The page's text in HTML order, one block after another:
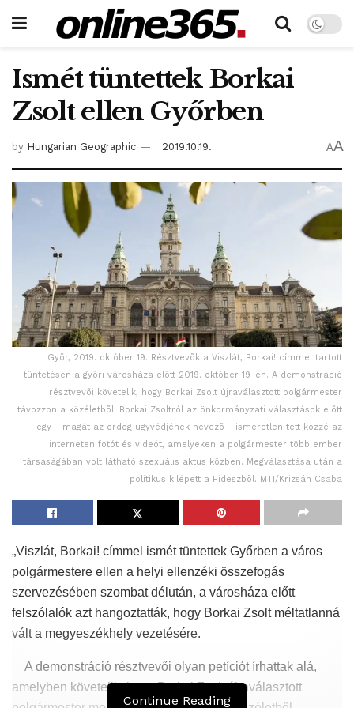
Ismét tüntettek Borkai
Zsolt ellen Győrben
by Hungarian Geographic 2019.10.19. AA
Gyõr, 2019. október 19. Résztvevõk a Viszlát, Borkai! címmel tartott
tüntetésen a gyõri városháza elõtt 2019. október 19-én. A demonstráció
résztvevõi követelik, hogy Borkai Zsolt újraválasztott polgármester
távozzon a közéletbõl. Borkai Zsoltról az önkormányzati választások elõtt
egy - magát az ördög ügyvédjének nevezõ - ismeretlen tett közzé az
interneten fotót és videót, amelyeken a polgármester több ember
társaságában volt látható szexuális aktus közben. Megválasztása után a
politikus kilépett a Fideszbõl. MTI/Krizsán Csaba
„Viszlát, Borkai! címmel ismét tüntettek Győrben a város
polgármestere ellen a helyi ellenzéki összefogás
szervezésében szombat délután, a városháza előtt
felszólalók azt hangoztatták, hogy Borkai Zsolt méltatlanná
vált a megyeszékhely vezetésére.
A demonstráció résztvevői olyan petíciót írhattak alá,
amelyben követelik, hogy Borkai Zsolt újraválasztott
Continue Reading